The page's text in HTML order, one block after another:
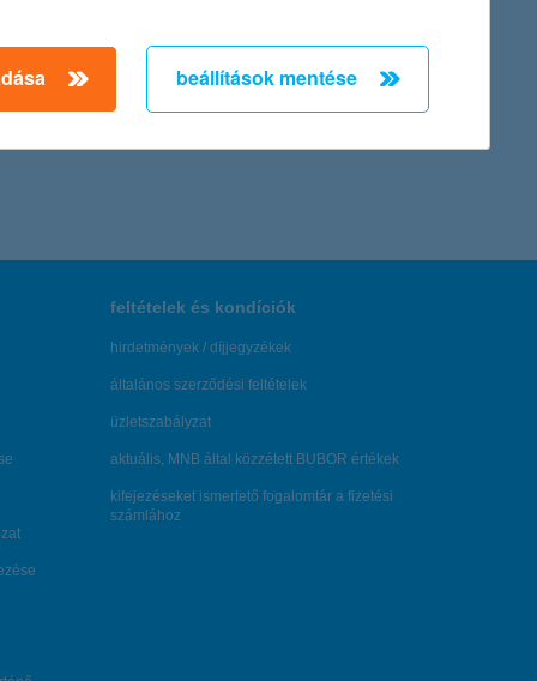
feltételek és kondíciók
hirdetmények / díjjegyzékek
általános szerződési feltételek
üzletszabályzat
aktuális, MNB által közzétett BUBOR értékek
kifejezéseket ismertető fogalomtár a fizetési
számlához
beállítások mentése